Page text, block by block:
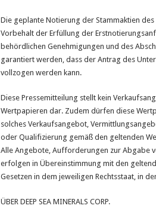
Die geplante Notierung der Stammaktien
Vorbehalt der Erfüllung der
behördlichen Genehmigungen und des
garantiert werden, dass der Antrag des
vollzogen werden kann.
Diese Pressemitteilung stellt kein
Wertpapieren dar. Zudem dürfen diese
solches Verkaufsangebot,
oder Qualifizierung gemäß den geltenden
Alle Angebote, Aufforderungen zur Abgabe
erfolgen in Übereinstimmung mit den
Gesetzen in dem jeweiligen Rechtsstaat, in
ÜBER DEEP SEA MINERALS CORP.